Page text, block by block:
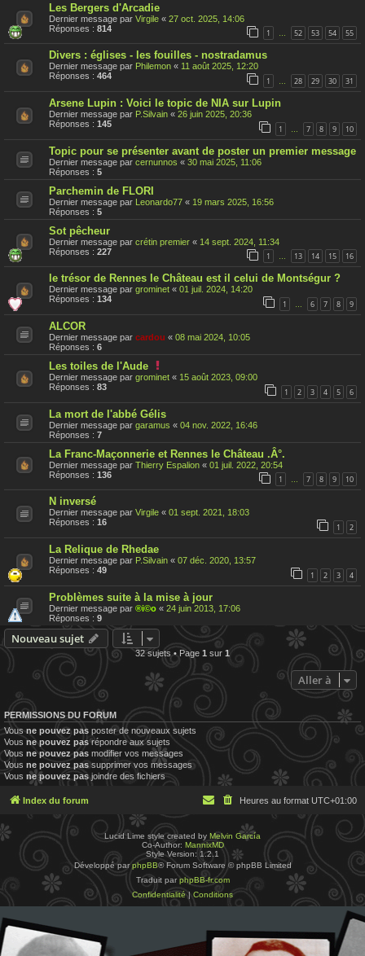
Les Bergers d'Arcadie
Dernier message par Virgile « 27 oct. 2025, 14:06
Réponses : 814 1 … 52 53 54 55
Divers : églises - les fouilles - nostradamus
Dernier message par Philemon « 11 août 2025, 12:20
Réponses : 464 1 28 29 30 31
Arsene Lupin : Voici le topic de NIA sur Lupin
Dernier message par P.Silvain « 26 juin 2025, 20:36
Réponses : 145 1 7 8 9 10
Topic pour se présenter avant de poster un premier message
Dernier message par cernunnos « 30 mai 2025, 11:06
Réponses : 5
Parchemin de FLORI
Dernier message par Leonardo77 « 19 mars 2025, 16:56
Réponses : 5
Sot pêcheur
Dernier message par crétin premier « 14 sept. 2024, 11:34
Réponses : 227 1 … 13 14 15 16
le trésor de Rennes le Château est il celui de Montségur ?
Dernier message par grominet « 01 juil. 2024, 14:20
Réponses : 134 1 6 7 8 9
ALCOR
Dernier message par cardou « 08 mai 2024, 10:05
Réponses : 6
Les toiles de l'Aude
e
s
e
t
t
é
r
o
Dernier message par grominet « 15 août 2023, 09:00
Réponses : 83 1 2 3 4 5 6
La mort de l'abbé Gélis
Dernier message par garamus « 04 nov. 2022, 16:46
Réponses : 7
La Franc-Maçonnerie et Rennes le Château .Â°.
Dernier message par Thierry Espalion « 01 juil. 2022, 20:54
Réponses : 136 1 … 7 8 9 10
N inversé
Dernier message par Virgile « 01 sept. 2021, 18:03
Réponses : 16 1 2
La Relique de Rhedae
Dernier message par P.Silvain « 07 déc. 2020, 13:57
Réponses : 49 1 2 3 4
Problèmes suite à la mise à jour
Dernier message par ®i©o « 24 juin 2013, 17:06
Réponses : 9
Nouveau sujet
32 sujets • Page 1 sur 1
Aller à
PERMISSIONS DU FORUM
Vousne pouvez pas poster de nouveaux sujets
Vousne pouvez pasrépondre aux sujets
Vous ne pouvez pas modifier vos messages
Vous ne pouvez passupprimer vos messages
Vous ne pouvez pasjoindre des fichiers
Index du forum Heures au format UTC+01:00
Lucid Lime style created by Melvin García
Co-Author: MannixMD
Style Version: 1.2.1
Développé parphpBB® Forum Software © phpBB Limited
Traduit parphpBB-fr.com
Confidentialité|Conditions